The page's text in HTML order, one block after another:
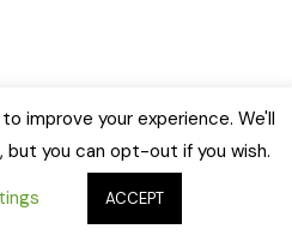
improve your experience. We'll
but you can opt-out if you wish.
ACCEPT